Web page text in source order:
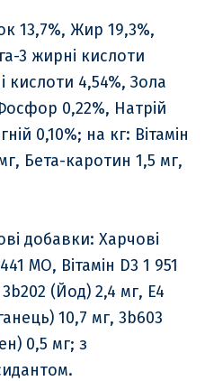
13,7%, Жир 19,3%,
3 жирні кислоти
кислоти 4,54%, Зола
0,22%, Натрій
0,10%; на кг: Вітамін
Бета-каротин 1,5 мг,
добавки: Харчові
МО, Вітамін D3 1 951
(Йод) 2,4 мг, E4
10,7 мг, 3b603
0,5 мг; з